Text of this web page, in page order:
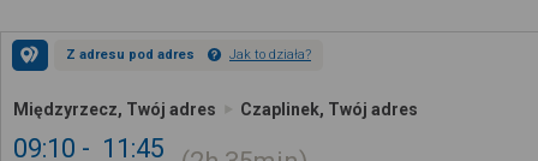
Z adresu pod adres Jak to działa?
Międzyrzecz, Twój adres Czaplinek, Twój adres
09:10 11:45